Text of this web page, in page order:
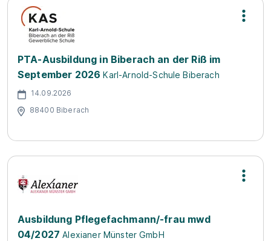
PTA-Ausbildung in Biberach an der Riß im
September 2026 Karl-Arnold-Schule Biberach
14.09.2026
88400 Biberach
Ausbildung Pflegefachmann/-frau mwd
04/2027 Alexianer Münster GmbH